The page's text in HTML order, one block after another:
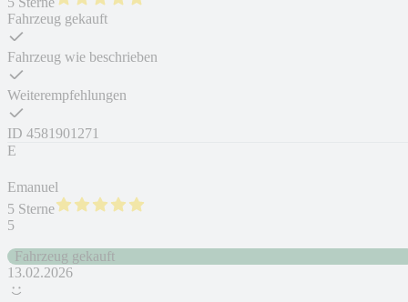
Fahrzeug gekauft
Fahrzeug wie beschrieben
Weiterempfehlungen
ID 4581901271
E
Emanuel
5 Sterne
5
Fahrzeug gekauft
13.02.2026